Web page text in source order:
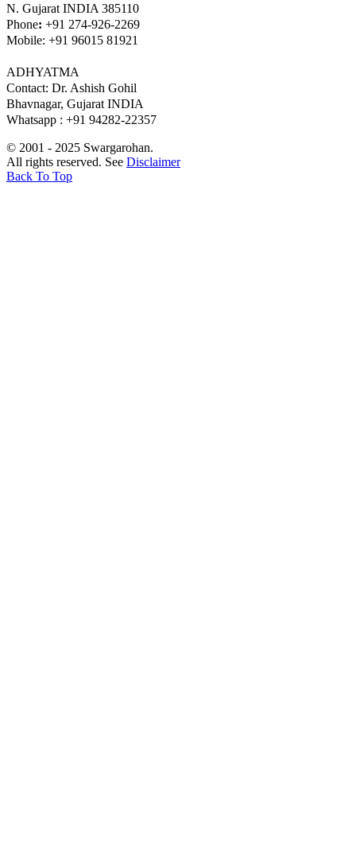
N. Gujarat INDIA 385110
Phone: +91 274-926-2269
Mobile: +91 96015 81921
ADHYATMA
Contact: Dr. Ashish Gohil
Bhavnagar, Gujarat INDIA
Whatsapp : +91 94282-22357
© 2001 - 2025 Swargarohan.
All rights reserved. See Disclaimer
Back To Top